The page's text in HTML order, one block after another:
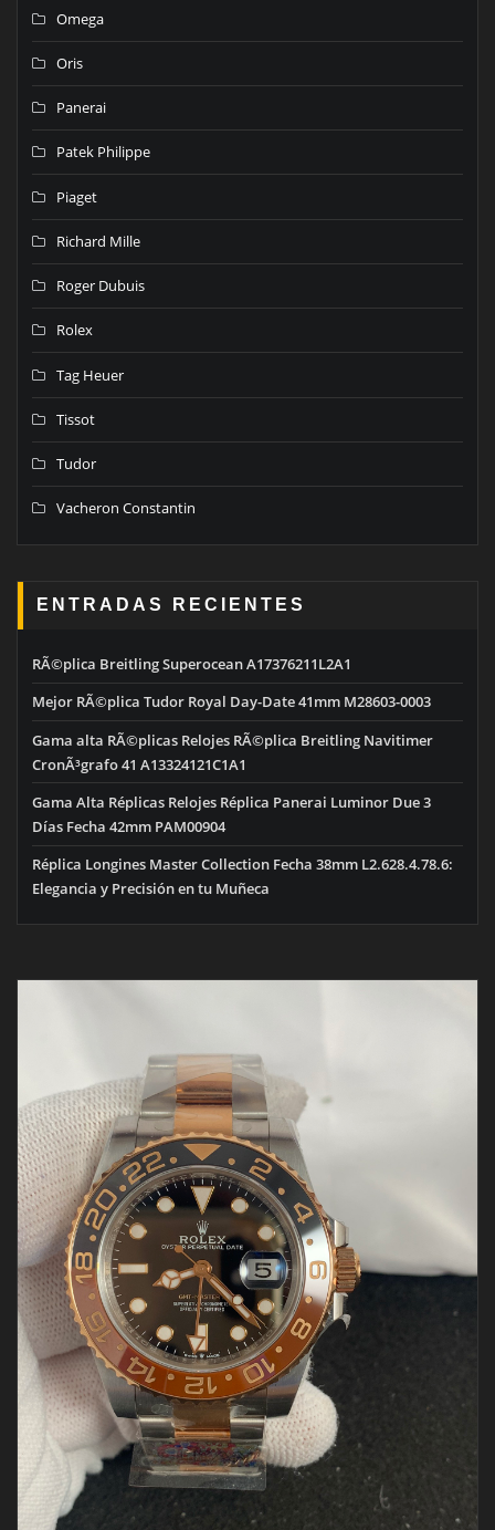
Omega
Oris
Panerai
Patek Philippe
Piaget
Richard Mille
Roger Dubuis
Rolex
Tag Heuer
Tissot
Tudor
Vacheron Constantin
ENTRADAS RECIENTES
RÃ©plica Breitling Superocean A17376211L2A1
Mejor RÃ©plica Tudor Royal Day-Date 41mm M28603-0003
Gama alta RÃ©plicas Relojes RÃ©plica Breitling Navitimer
CronÃ³grafo 41 A13324121C1A1
Gama Alta Réplicas Relojes Réplica Panerai Luminor Due 3
Días Fecha 42mm PAM00904
Réplica Longines Master Collection Fecha 38mm L2.628.4.78.6:
Elegancia y Precisión en tu Muñeca